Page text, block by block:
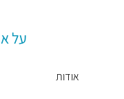
על
אודות